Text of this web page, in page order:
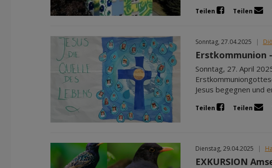
Teilen Teilen
Sonntag, 27.04.2025 |
Erstkommunion
Sonntag, 27. April
Jesus begegnen und
Teilen Teilen
Dienstag, 29.04.2025 |
EXKURSION